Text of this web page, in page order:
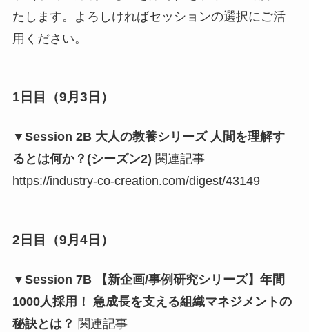
たします。よろしければセッションの選択にご活
用ください。
1日目（9月3日）
▼Session 2B 大人の教養シリーズ 人間を理解す
るとは何か？(シーズン2) 関連記事
https://industry-co-creation.com/digest/43149
2日目（9月4日）
▼Session 7B 【新企画/事例研究シリーズ】年間
1000人採用！ 急成長を支える組織マネジメントの
秘訣とは？ 関連記事